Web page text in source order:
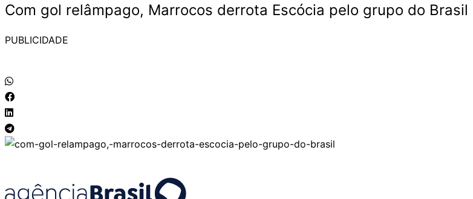
Com gol relâmpago, Marrocos derrota Escócia pelo grupo do Brasil
PUBLICIDADE